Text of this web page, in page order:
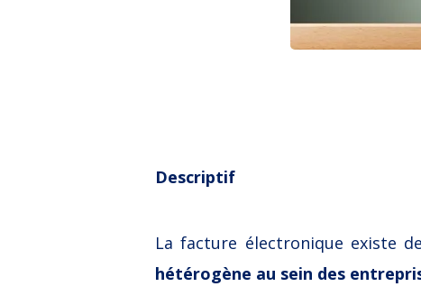
Descriptif
La facture électronique existe
hétérogène au sein des